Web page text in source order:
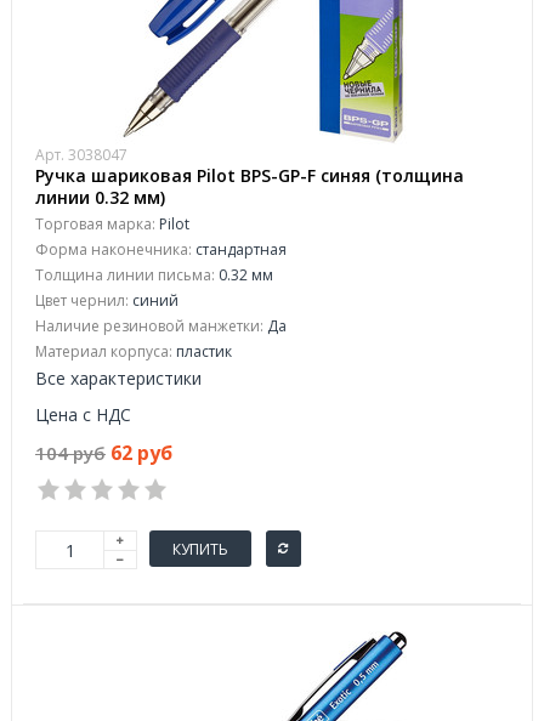
Арт. 3038047
Ручка шариковая Pilot BPS-GP-F синяя (толщина
линии 0.32 мм)
Торговая марка: Pilot
Форма наконечника: стандартная
Толщина линии письма: 0.32 мм
Цвет чернил: синий
Наличие резиновой манжетки: Да
Материал корпуса: пластик
Все характеристики
Цена с НДС
104 руб 62 руб
КУПИТЬ